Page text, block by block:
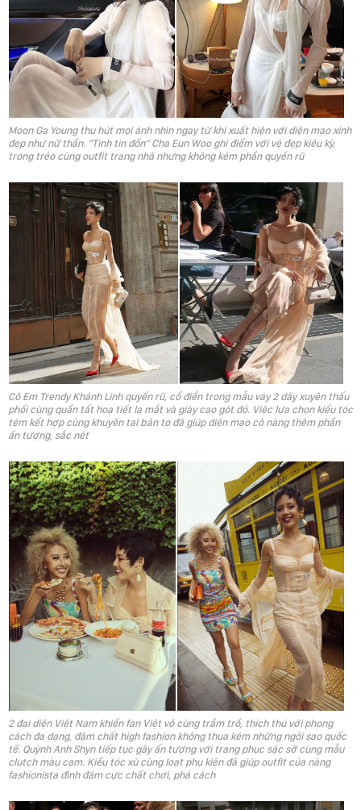
Moon Ga Young thu hút mọi ánh nhìn ngay từ khi xuất hiện với diện mạo xinh
đẹp như nữ thần. “Tình tin đồn” Cha Eun Woo ghi điểm với vẻ đẹp kiêu kỳ,
trong trẻo cùng outfit trang nhã nhưng không kém phần quyến rũ
Cô Em Trendy Khánh Linh quyến rũ, cổ điển trong mẫu váy 2 dây xuyên thấu
phối cùng quần tất hoạ tiết lạ mắt và giày cao gót đỏ. Việc lựa chọn kiểu tóc
tém kết hợp cùng khuyên tai bản to đã giúp diện mạo cô nàng thêm phần
ấn tượng, sắc nét
2 đại diện Việt Nam khiến fan Việt vô cùng trầm trồ, thích thú với phong
cách đa dạng, đậm chất high fashion không thua kém những ngôi sao quốc
tế. Quỳnh Anh Shyn tiếp tục gây ấn tượng với trang phục sặc sỡ cùng mẫu
clutch màu cam. Kiểu tóc xù cùng loạt phụ kiện đã giúp outfit của nàng
fashionista đình đám cực chất chơi, phá cách